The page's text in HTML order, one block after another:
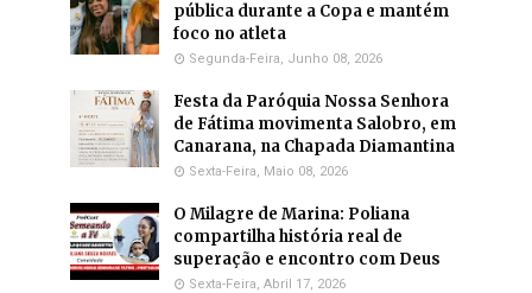
pública durante a Copa e mantém
foco no atleta
Segunda-Feira, Junho 08, 2026
Festa da Paróquia Nossa Senhora
de Fátima movimenta Salobro, em
Canarana, na Chapada Diamantina
Sexta-Feira, Maio 08, 2026
O Milagre de Marina: Poliana
compartilha história real de
superação e encontro com Deus
Sexta-Feira, Abril 17, 2026